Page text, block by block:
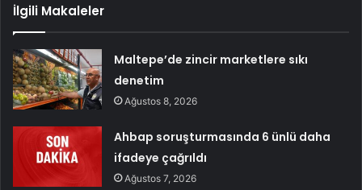
İlgili Makaleler
Maltepe’de zincir marketlere sıkı
denetim
Ağustos 8, 2026
Ahbap soruşturmasında 6 ünlü daha
ifadeye çağrıldı
Ağustos 7, 2026